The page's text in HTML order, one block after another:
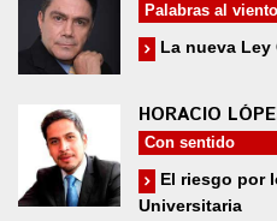
Palabras al viento
La nueva Ley
HORACIO
Con sentido
El riesgo por
Universitaria